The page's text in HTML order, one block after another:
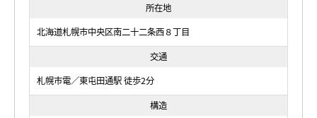
所在地
北海道札幌市中央区南二十二条西８丁目
交通
札幌市電／東屯田通駅 徒歩2分
構造